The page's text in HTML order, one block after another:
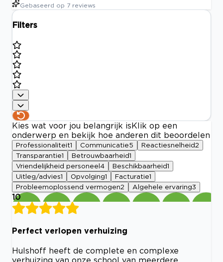
Gebaseerd op 7 reviews
Filters
Kies wat voor jou belangrijk is Klik op een
onderwerp en bekijk hoe anderen dit beoordelen
Professionaliteit1 Communicatie5 Reactiesnelheid2
Transparantie1 Betrouwbaarheid1
Vriendelijkheid personeel 4 Beschikbaarheid1
Uitleg/advies1 Opvolging1 Facturatie1
Probleemoplossend vermogen2 Algehele ervaring3
10
Perfect verlopen verhuizing
Hulshoff heeft de complete en complexe
verhuizing van onze school van meerdere